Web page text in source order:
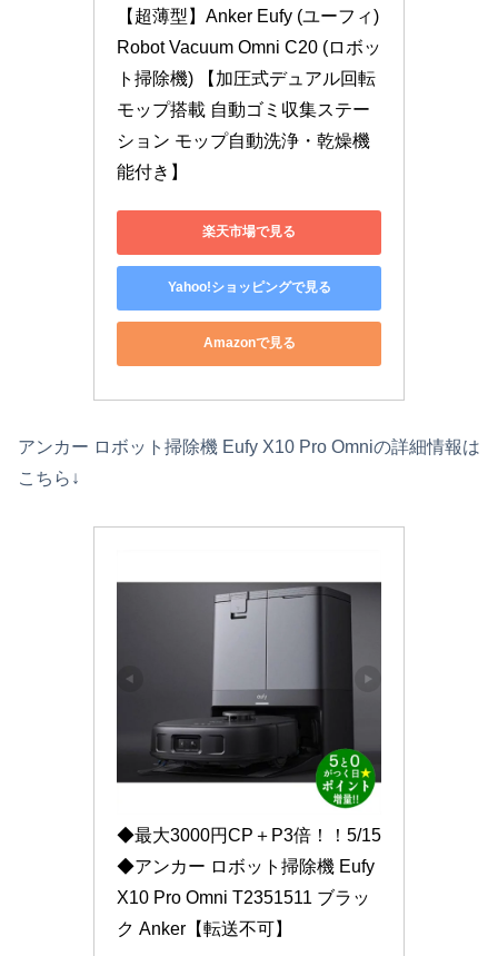
【超薄型】Anker Eufy (ユーフィ)
Robot Vacuum Omni C20 (ロボッ
ト掃除機) 【加圧式デュアル回転
モップ搭載 自動ゴミ収集ステー
ション モップ自動洗浄・乾燥機
能付き】
楽天市場で見る
Yahoo!ショッピングで見る
Amazonで見る
アンカー ロボット掃除機 Eufy X10 Pro Omniの詳細情報は
こちら↓
◆最大3000円CP＋P3倍！！5/15
◆アンカー ロボット掃除機 Eufy
X10 Pro Omni T2351511 ブラッ
ク Anker【転送不可】